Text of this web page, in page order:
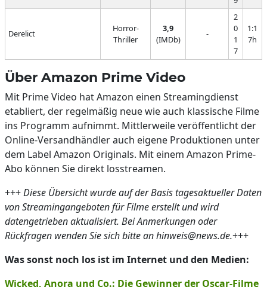
Derelict
Horror-
Thriller
3,9
(IMDb)
-
2
0
1
7
1:1
7h
Über Amazon Prime Video
Mit Prime Video hat Amazon einen Streamingdienst
etabliert, der regelmäßig neue wie auch klassische Filme
ins Programm aufnimmt. Mittlerweile veröffentlicht der
Online-Versandhändler auch eigene Produktionen unter
dem Label Amazon Originals. Mit einem Amazon Prime-
Abo können Sie direkt losstreamen.
+++Diese Übersicht wurde auf der Basis tagesaktueller Daten
von Streamingangeboten für Filme erstellt und wird
datengetrieben aktualisiert. Bei Anmerkungen oder
Rückfragen wenden Sie sich bitte an hinweis@news.de.+++
Was sonst noch los ist im Internet und den Medien:
Wicked, Anora und Co.: Die Gewinner der Oscar-Filme